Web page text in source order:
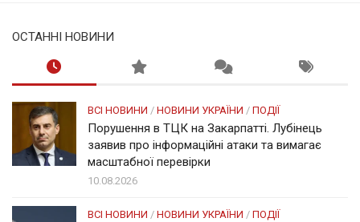
ОСТАННІ НОВИНИ
ВСІ НОВИНИ / НОВИНИ УКРАЇНИ / ПОДІЇ
Порушення в ТЦК на Закарпатті. Лубінець
заявив про інформаційні атаки та вимагає
масштабної перевірки
10.08.2026
ВСІ НОВИНИ / НОВИНИ УКРАЇНИ / ПОДІЇ